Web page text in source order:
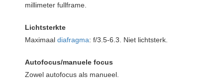
millimeter fullframe.
Lichtsterkte
Maximaal diafragma: f/3.5-6.3. Niet lichtsterk.
Autofocus/manuele focus
Zowel autofocus als manueel.